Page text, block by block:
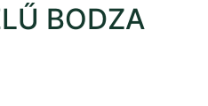
BODZA